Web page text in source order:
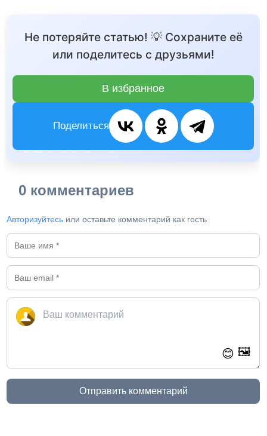
Не потеряйте статью! 💡 Сохраните её
или поделитесь с друзьями!
В избранное
Поделиться
0 комментариев
Авторизуйтесь или оставьте комментарий как гость
😊 🖼️
Отправить комментарий